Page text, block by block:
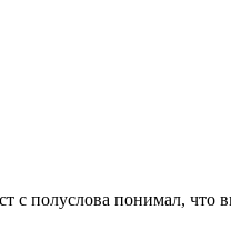
с полуслова понимал, что